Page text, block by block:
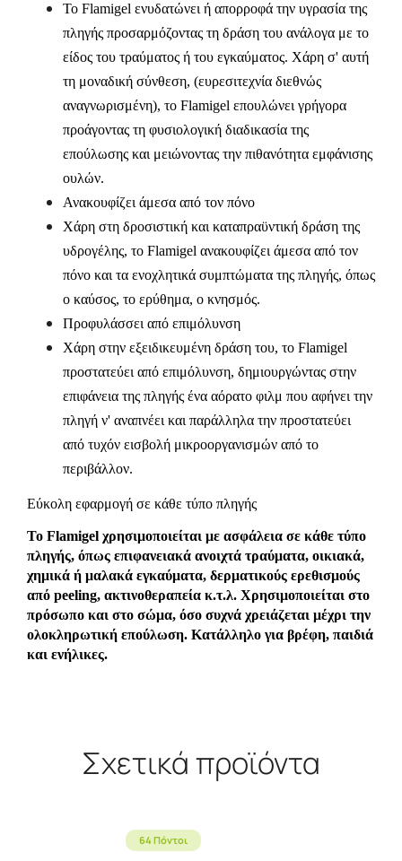
Το Flamigel ενυδατώνει ή απορροφά την υγρασία της
πληγής προσαρμόζοντας τη δράση του ανάλογα με το
είδος του τραύματος ή του εγκαύματος. Χάρη σ' αυτή
τη μοναδική σύνθεση, (ευρεσιτεχνία διεθνώς
αναγνωρισμένη), το Flamigel επουλώνει γρήγορα
προάγοντας τη φυσιολογική διαδικασία της
επούλωσης και μειώνοντας την πιθανότητα εμφάνισης
ουλών.
Ανακουφίζει άμεσα από τον πόνο
Χάρη στη δροσιστική και καταπραϋντική δράση της
υδρογέλης, το Flamigel ανακουφίζει άμεσα από τον
πόνο και τα ενοχλητικά συμπτώματα της πληγής, όπως
ο καύσος, το ερύθημα, ο κνησμός.
Προφυλάσσει από επιμόλυνση
Χάρη στην εξειδικευμένη δράση του, το Flamigel
προστατεύει από επιμόλυνση, δημιουργώντας στην
επιφάνεια της πληγής ένα αόρατο φιλμ που αφήνει την
πληγή ν' αναπνέει και παράλληλα την προστατεύει
από τυχόν εισβολή μικροοργανισμών από το
περιβάλλον.
Εύκολη εφαρμογή σε κάθε τύπο πληγής
Το Flamigel χρησιμοποιείται με ασφάλεια σε κάθε τύπο
πληγής, όπως επιφανειακά ανοιχτά τραύματα, οικιακά,
χημικά ή μαλακά εγκαύματα, δερματικούς ερεθισμούς
από peeling, ακτινοθεραπεία κ.τ.λ. Χρησιμοποιείται στο
πρόσωπο και στο σώμα, όσο συχνά χρειάζεται μέχρι την
ολοκληρωτική επούλωση. Κατάλληλο για βρέφη, παιδιά
και ενήλικες.
Σχετικά προϊόντα
64 Πόντοι